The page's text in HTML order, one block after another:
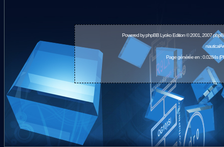
Powered byphpBBLyoko Edition © 2001, 2007
Page générée en : 0.0284s